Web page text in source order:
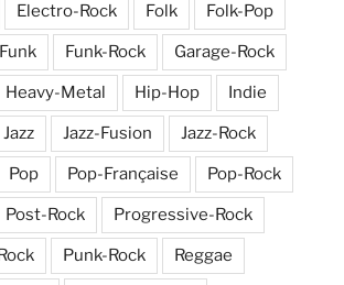
Electro-Rock Folk Folk-Pop
Funk Funk-Rock Garage-Rock
Heavy-Metal Hip-Hop Indie
Jazz Jazz-Fusion Jazz-Rock
Pop Pop-Française Pop-Rock
Post-Rock Progressive-Rock
Punk-Rock Reggae